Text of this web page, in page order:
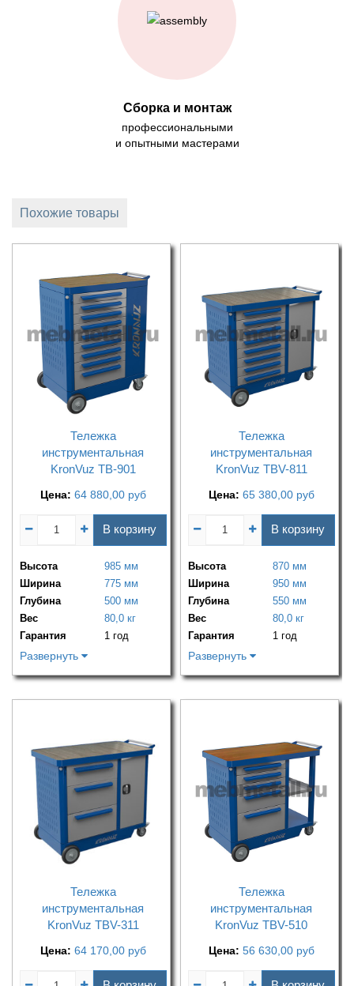
Сборка и монтаж
профессиональными
и опытными мастерами
Похожие товары
Тележка
инструментальная
KronVuz TB-901
Цена: 64 880,00 руб
В корзину
Высота
985 мм
Ширина
775 мм
Глубина
500 мм
Вес
80,0 кг
Гарантия
1 год
Развернуть
Тележка
инструментальная
KronVuz TBV-811
Цена: 65 380,00 руб
В корзину
Высота
870 мм
Ширина
950 мм
Глубина
550 мм
Вес
80,0 кг
Гарантия
1 год
Развернуть
Тележка
инструментальная
KronVuz TBV-311
Цена: 64 170,00 руб
Тележка
инструментальная
KronVuz TBV-510
Цена: 56 630,00 руб